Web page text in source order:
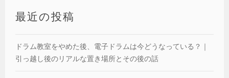
最近の投稿
ドラム教室をやめた後、電子ドラムは今どうなっている？｜
引っ越し後のリアルな置き場所とその後の話